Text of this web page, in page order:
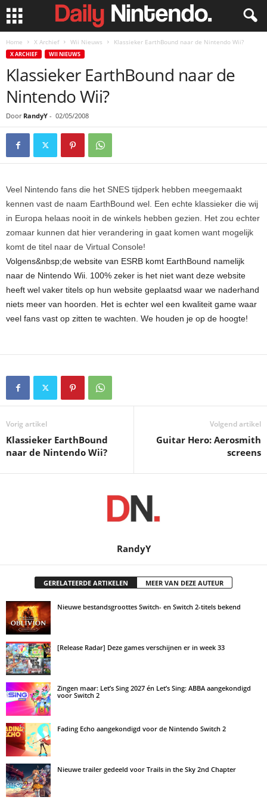
Home X Archief Wii Nieuws Klassieker EarthBound naar de Nintendo Wii?
X ARCHIEF WII NIEUWS
Klassieker EarthBound naar de
Nintendo Wii?
Door RandyY - 02/05/2008
Veel Nintendo fans die het SNES tijdperk hebben meegemaakt
kennen vast de naam EarthBound wel. Een echte klassieker die wij
in Europa helaas nooit in de winkels hebben gezien. Het zou echter
zomaar kunnen dat hier verandering in gaat komen want mogelijk
komt de titel naar de Virtual Console!
Volgens&nbsp;de website van ESRB komt EarthBound namelijk
naar de Nintendo Wii. 100% zeker is het niet want deze website
heeft wel vaker titels op hun website geplaatsd waar we naderhand
niets meer van hoorden. Het is echter wel een kwaliteit game waar
veel fans vast op zitten te wachten. We houden je op de hoogte!
Vorig artikel
Klassieker EarthBound
naar de Nintendo Wii?
Volgend artikel
Guitar Hero: Aerosmith
screens
RandyY
GERELATEERDE ARTIKELEN MEER VAN DEZE AUTEUR
Nieuwe bestandsgroottes Switch- en Switch 2-titels bekend
[Release Radar] Deze games verschijnen er in week 33
Zingen maar: Let’s Sing 2027 én Let’s Sing: ABBA aangekondigd
voor Switch 2
Fading Echo aangekondigd voor de Nintendo Switch 2
Nieuwe trailer gedeeld voor Trails in the Sky 2nd Chapter